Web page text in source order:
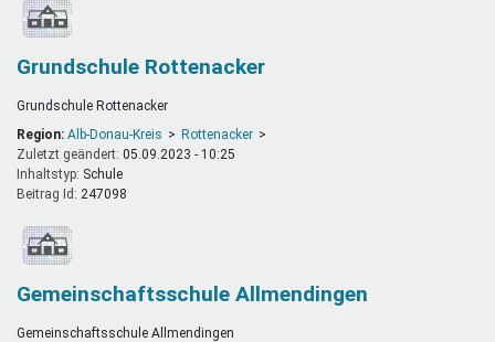
Grundschule Rottenacker
Grundschule Rottenacker
Region: Alb-Donau-Kreis
Rottenacker
Zuletzt geändert: 05.09.2023 - 10:25
Inhaltstyp:
schule
Beitrag Id: 247098
Gemeinschaftsschule Allmendingen
Gemeinschaftsschule Allmendingen